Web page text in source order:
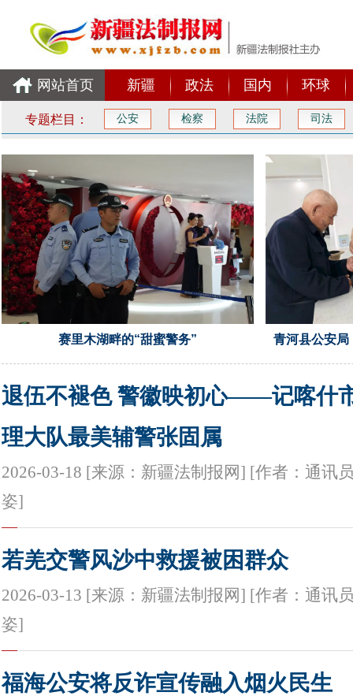
网站首页 新疆 政法 国内 环球
专题栏目： 公安 检察 法院 司法
赛里木湖畔的“甜蜜警务” 青河县公安局
退伍不褪色 警徽映初心——记喀什
理大队最美辅警张固属
2026-03-18 [来源：新疆法制报网] [作者：通讯
姿]
若羌交警风沙中救援被困群众
2026-03-13 [来源：新疆法制报网] [作者：通讯
姿]
福海公安将反诈宣传融入烟火民生